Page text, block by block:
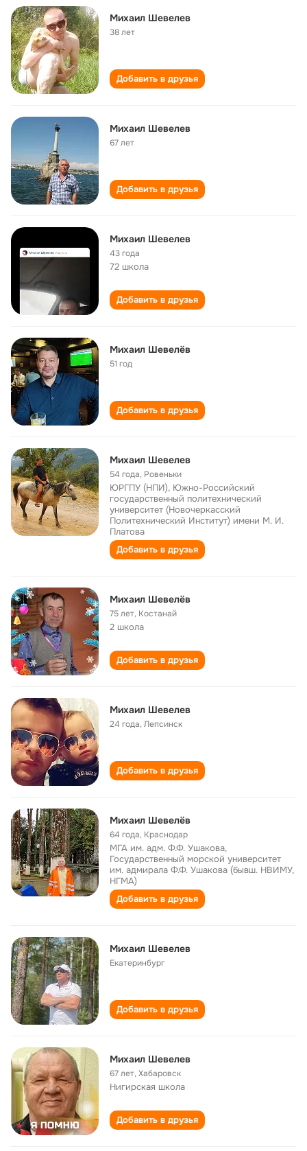
Михаил Шевелев
38 лет
Добавить в друзья
Михаил Шевелев
67 лет
Добавить в друзья
Михаил Шевелев
43 года
72 школа
Добавить в друзья
Михаил Шевелёв
51 год
Добавить в друзья
Михаил Шевелев
54 года, Ровеньки
ЮРГПУ (НПИ), Южно-Российский
государственный политехнический
университет (Новочеркасский
Политехнический Институт) имени М. И.
Платова
Добавить в друзья
Михаил Шевелёв
75 лет, Костанай
2 школа
Добавить в друзья
Михаил Шевелев
24 года,Лепсинск
Добавить в друзья
Михаил Шевелёв
64 года, Краснодар
МГА им. адм. Ф.Ф. Ушакова,
Государственный морской университет
им. адмирала Ф.Ф. Ушакова (бывш. НВИМУ,
НГМА)
Добавить в друзья
Михаил Шевелев
Екатеринбург
Добавить в друзья
Михаил Шевелев
67 лет,Хабаровск
Нигирская школа
Добавить в друзья